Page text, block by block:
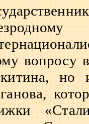
вопросу
но